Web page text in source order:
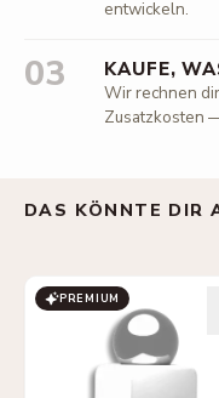
entwickeln.
03 KAUFE,
Wir rechnen
Zusatzkosten
DAS KÖNNTE DIR
PREMIUM